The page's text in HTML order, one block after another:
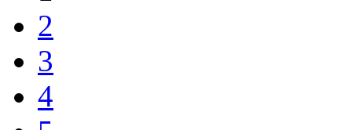
2
3
4